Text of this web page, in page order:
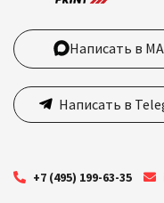
Написать в
Написать в
+7 (495) 199-63-35